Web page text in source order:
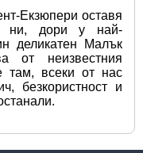
Екзюпери оставя
ни, дори у най-
деликатен Малък
от неизвестния
там, всеки от нас
безкористност и